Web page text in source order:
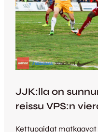
JJK:lla on
reissu VPS:n
Kettupaidat